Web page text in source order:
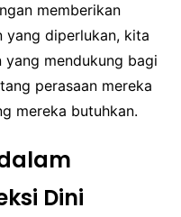
memberikan
yang diperlukan, kita
mendukung bagi
perasaan mereka
mereka butuhkan.
Dini